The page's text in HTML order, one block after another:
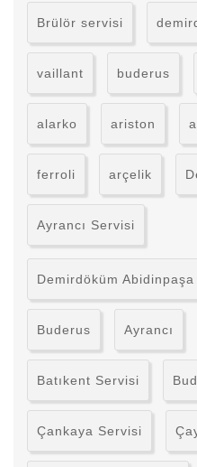
Brülör servisi
vaillant buderus
alarko ariston
ferroli arçelik
Ayrancı Servisi
Demirdöküm
Buderus Ayrancı
Batıkent Servisi
Çankaya Servisi